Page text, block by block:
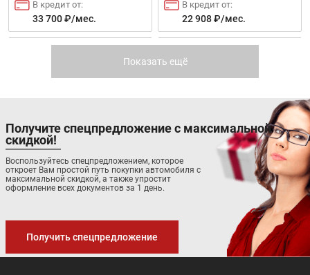
В кредит от:
33 700 ₽/мес.
В кредит от:
22 908 ₽/мес.
DONGFENG FUKANG
Скоро в продаже
CHANGAN EADO PLUS
Цена от:
1 289 900 ₽
17 599 ₽/мес.
CHANGAN ALSVIN CHANGAN LAMORE
Показать ещё
Получите спецпредложение с максимальной
скидкой!
Воспользуйтесь спецпредложением, которое
откроет Вам простой путь покупки автомобиля с
максимальной скидкой, а также упростит
оформление всех документов за 1 день.
Получить спецпредложение